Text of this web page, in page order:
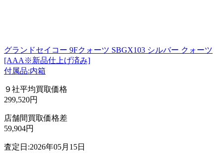
グランドセイコー 9Fクォーツ SBGX103 シルバー クォーツ
[AAA※新品仕上げ済み]
付属品:内箱
９社平均買取価格
299,520円
店舗間買取価格差
59,904円
査定日:2026年05月15日